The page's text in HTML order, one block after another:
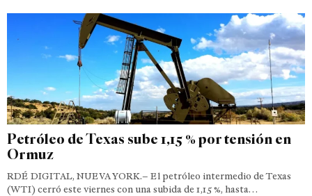
Petróleo de Texas sube 1,15 % por tensión en
Ormuz
RDÉ DIGITAL, NUEVA YORK.– El petróleo intermedio de Texas
(WTI) cerró este viernes con una subida de 1,15 %, hasta…